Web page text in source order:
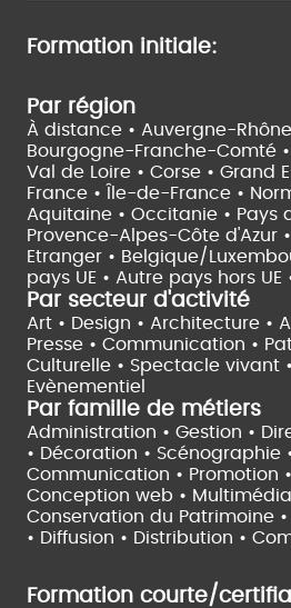
Formation initiale:
Par région
À distance • Auvergne-
Bourgogne-Franche-Comté •
Val de Loire • Corse • Grand
France •
Île-de-France •
Aquitaine • Occitanie • Pays
Provence-Alpes-Côte d'Azur •
Etranger • Belgique/
pays UE • Autre pays hors UE
Par secteur d'activité
Art • Design • Architecture •
Presse • Communication •
Culturelle • Spectacle vivant •
Evènementiel
Par famille de métiers
Administration • Gestion •
• Décoration • Scénographie
Communication • Promotion
Conception web •
Conservation du Patrimoine
• Diffusion • Distribution •
Formation courte/